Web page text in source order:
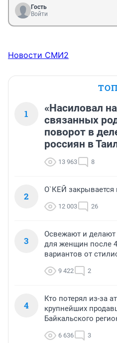
Гость
Войти
Новости СМИ2
1
«Насиловал
связанных
поворот в
россиян в
13 963 8
2
О`КЕЙ закрывается
12 003 26
3
Освежают и
для женщин после
вариантов от
9 422 2
4
Кто потерял из-за
крупнейших
Байкальского
6 636 3